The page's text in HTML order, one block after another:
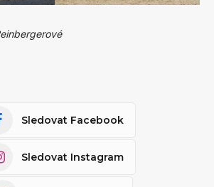
Sledovat Facebook
Sledovat Instagram